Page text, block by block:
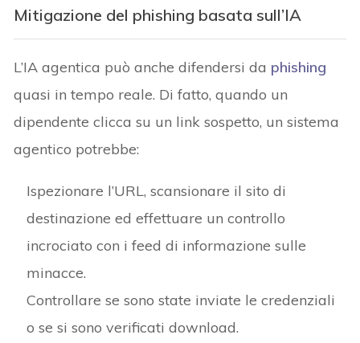
Mitigazione del phishing basata sull’IA
L’IA agentica può anche difendersi da phishing
quasi in tempo reale. Di fatto, quando un
dipendente clicca su un link sospetto, un sistema
agentico potrebbe:
Ispezionare l’URL, scansionare il sito di
destinazione ed effettuare un controllo
incrociato con i feed di informazione sulle
minacce.
Controllare se sono state inviate le credenziali
o se si sono verificati download.